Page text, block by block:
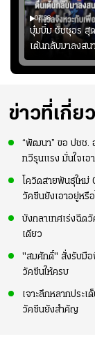
01:08
บุ๋มบิ๋ม ชัชชุอร สุ
เต้นกลับมาลงสน
ให้ทีมชาติ แอบกั
จังหวะไม่เข้ากับ
ข่าวที่เกี่ย
“พัฒนา” ขอ ปชช.
ทวีรุนแรง มั่นใจเอ
โควิดสายพันธุ์ใหม่
วัคซีนยังเอาอยู่หรือ
บังกลาเทศเร่งฉีด
เดียว
"สมศักดิ์" สั่งรับมื
วัคซีนให้ครบ
เจาะลึกหลากประ
วัคซีนยังสำคัญ